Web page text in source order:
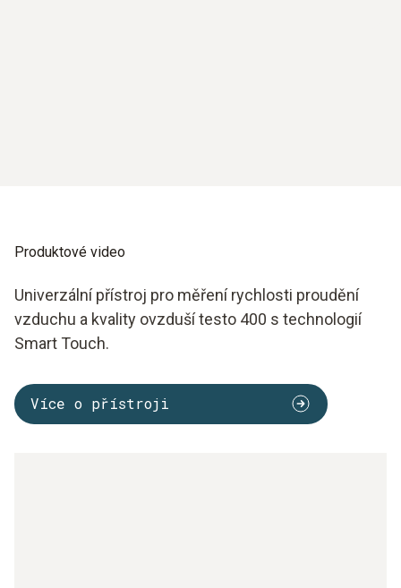
Produktové video
Univerzální přístroj pro měření rychlosti proudění
vzduchu a kvality ovzduší testo 400 s technologií
Smart Touch.
Více o přístroji